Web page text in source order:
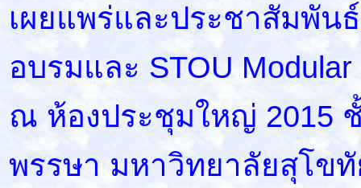
เผยแพร่และประชาสัมพัน
อบรมและ STOU
ณ ห้องประชุมใหญ่ 2015
พรรษา มหาวิทยาลัยสุโข